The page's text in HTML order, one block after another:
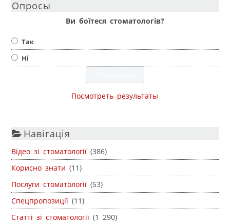
Опросы
Ви боїтеся стоматологів?
Так
Ні
Посмотреть результаты
Навігація
Відео зі стоматології (386)
Корисно знати (11)
Послуги стоматології (53)
Спецпропозиції (11)
Статті зі стоматології (1 290)